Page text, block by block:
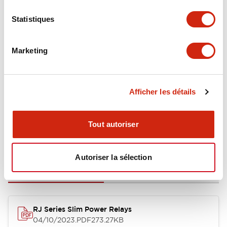
Statistiques
Marketing
Afficher les détails
Tout autoriser
Autoriser la sélection
Electrical Specifications
Electrical Specifications (coil rating)
Mechanical Specifications
RJ Series Slim Power Relays
04/10/2023.PDF273.27KB